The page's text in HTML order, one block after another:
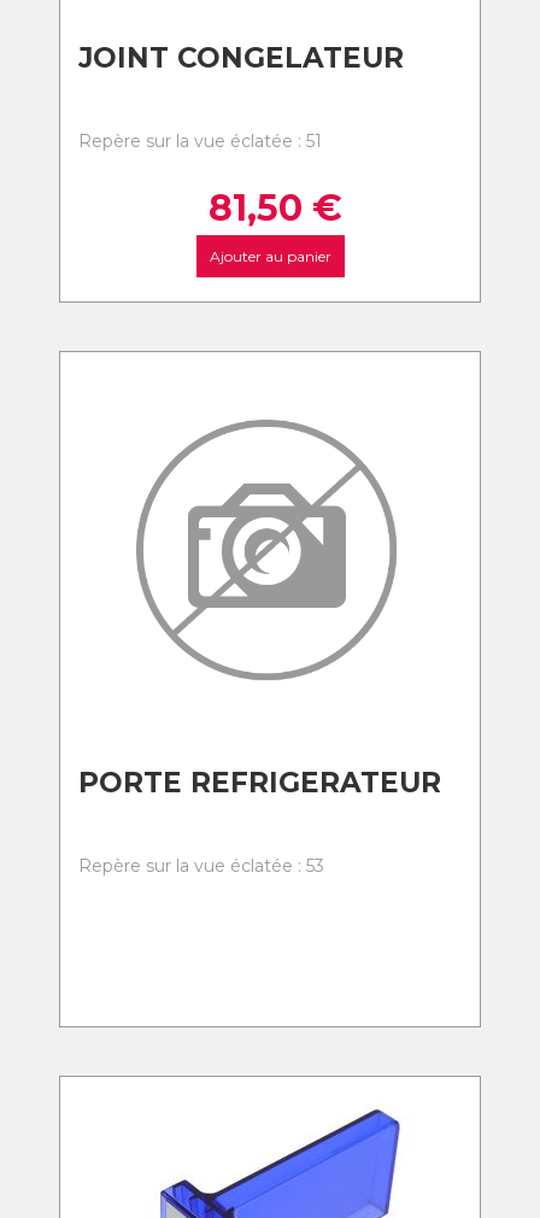
JOINT CONGELATEUR
Repère sur la vue éclatée : 51
81,50 €
Ajouter au panier
PORTE REFRIGERATEUR
Repère sur la vue éclatée : 53